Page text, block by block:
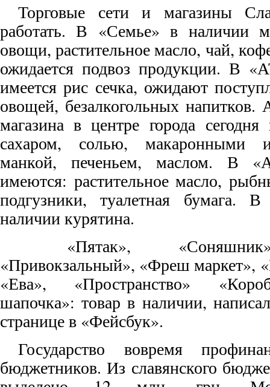
Торговые сети и магазины
работать. В «Семье» в наличии
овощи, растительное масло, чай,
ожидается подвоз продукции.
имеется рис сечка, ожидают
овощей, безалкогольных напитков.
магазина в центре города сегодня
сахаром, солью, макаронными
манкой, печеньем, маслом. В
имеются: растительное масло,
подгузники, туалетная бумага.
наличии курятина.
«Пятак»,
«Привокзальный», «Фреш маркет»,
«Ева», «Пространство»
шапочка»: товар в наличии,
странице в «Фейсбук».
Государство вовремя
бюджетников. Из славянского